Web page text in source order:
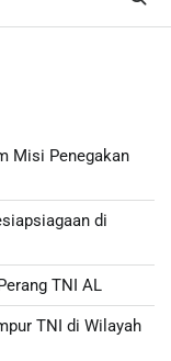
Misi Penegakan
di
TNI AL
TNI di Wilayah